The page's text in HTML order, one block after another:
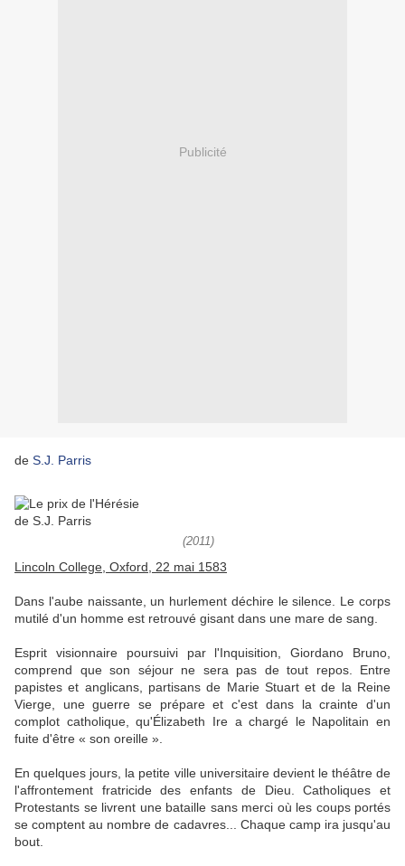
Publicité
de S.J. Parris
(2011)
Lincoln College, Oxford, 22 mai 1583
Dans l'aube naissante, un hurlement déchire le silence. Le corps
mutilé d'un homme est retrouvé gisant dans une mare de sang.
Esprit visionnaire poursuivi par l'Inquisition, Giordano Bruno,
comprend que son séjour ne sera pas de tout repos. Entre
papistes et anglicans, partisans de Marie Stuart et de la Reine
Vierge, une guerre se prépare et c'est dans la crainte d'un
complot catholique, qu'Élizabeth Ire a chargé le Napolitain en
fuite d'être « son oreille ».
En quelques jours, la petite ville universitaire devient le théâtre de
l'affrontement fratricide des enfants de Dieu. Catholiques et
Protestants se livrent une bataille sans merci où les coups portés
se comptent au nombre de cadavres... Chaque camp ira jusqu'au
bout.